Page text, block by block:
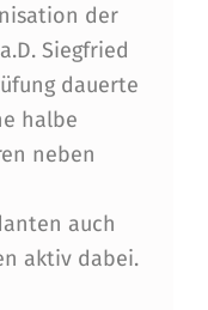
der
Siegfried
dauerte
halbe
neben
auch
aktiv dabei.